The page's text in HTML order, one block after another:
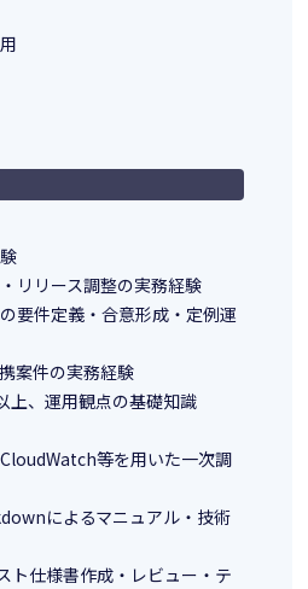
リリース調整の実務経験
要件定義・合意形成・定例運
案件の実務経験
上、運用観点の基礎知識
等を用いた一次調
によるマニュアル・技術
ト仕様書作成・レビュー・テ